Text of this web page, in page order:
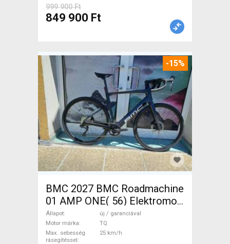
999 900 Ft
849 900 Ft
-15%
BMC 2027 BMC Roadmachine
01 AMP ONE( 56) Elektromos
Országúti / Gravel TQ új /
garanciával ELADÓ
Állapot
új / garanciával
Motor márka
TQ
Max. sebesség
rásegítéssel
25 km/h